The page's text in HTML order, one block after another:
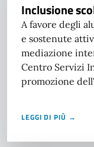
Inclusione
A favore degli
e sostenute
mediazione
Centro Servizi
promozione
LEGGI DI PIÙ →